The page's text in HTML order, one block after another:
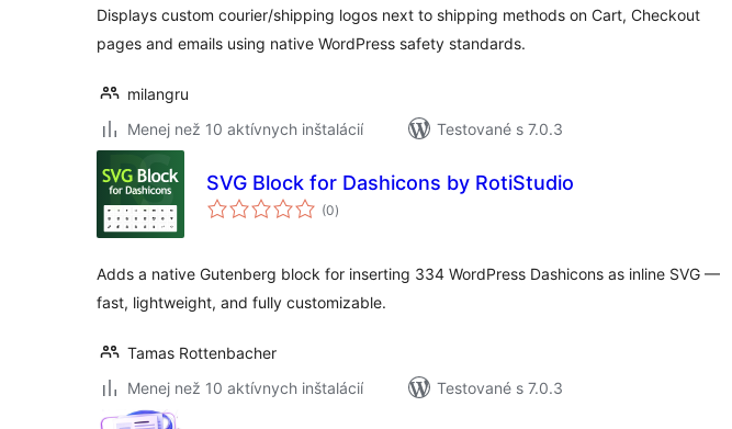
Displays custom courier/shipping logos next to shipping methods on Cart, Checkout
pages and emails using native WordPress safety standards.
milangru
Menej než 10 aktívnych inštalácií
Testované s 7.0.3
SVG Block for Dashicons by RotiStudio
(0celkové
hodnotenie
)
Adds a native Gutenberg block for inserting 334 WordPress Dashicons as inline SVG —
fast, lightweight, and fully customizable.
Tamas Rottenbacher
Menej než 10 aktívnych inštalácií
Testované s 7.0.3